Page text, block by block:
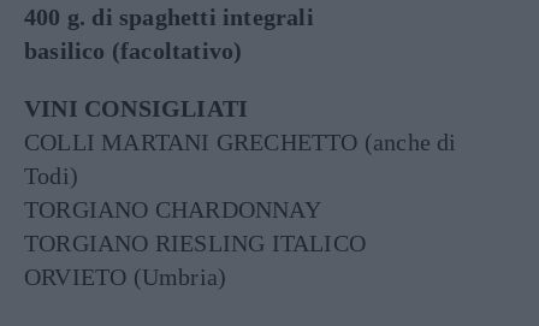
400 g. di spaghetti integrali
basilico (facoltativo)
VINI CONSIGLIATI
COLLI MARTANI GRECHETTO (anche di
Todi)
TORGIANO CHARDONNAY
TORGIANO RIESLING ITALICO
ORVIETO (Umbria)